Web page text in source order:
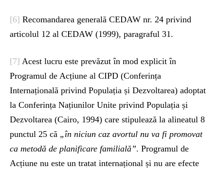
[6] Recomandarea generală CEDAW nr. 24 privind
articolul 12 al CEDAW (1999), paragraful 31.
[7] Acest lucru este prevăzut în mod explicit în
Programul de Acțiune al CIPD (Conferința
Internațională privind Populația și Dezvoltarea) adoptat
la Conferința Națiunilor Unite privind Populația și
Dezvoltarea (Cairo, 1994) care stipulează la alineatul 8
punctul 25 că „în niciun caz avortul nu va fi promovat
ca metodă de planificare familială”. Programul de
Acțiune nu este un tratat internațional și nu are efecte